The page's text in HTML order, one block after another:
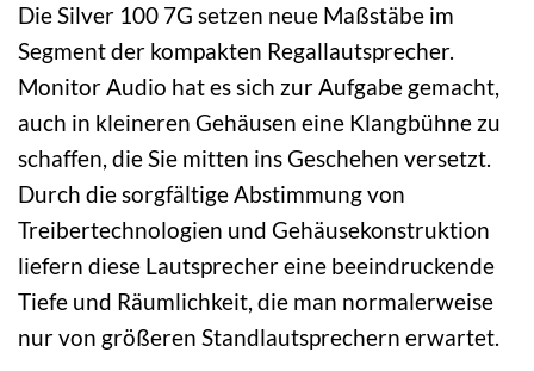
Die Silver 100 7G setzen neue Maßstäbe im
Segment der kompakten Regallautsprecher.
Monitor Audio hat es sich zur Aufgabe gemacht,
auch in kleineren Gehäusen eine Klangbühne zu
schaffen, die Sie mitten ins Geschehen versetzt.
Durch die sorgfältige Abstimmung von
Treibertechnologien und Gehäusekonstruktion
liefern diese Lautsprecher eine beeindruckende
Tiefe und Räumlichkeit, die man normalerweise
nur von größeren Standlautsprechern erwartet.